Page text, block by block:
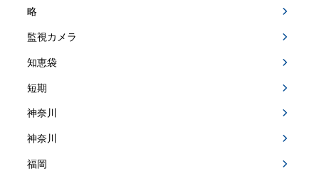
略
監視カメラ
知恵袋
短期
神奈川
神奈川
福岡